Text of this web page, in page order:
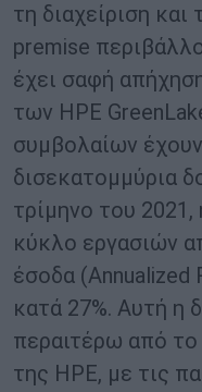
τη διαχείριση
premise
έχει σαφή
των HPE
συμβολαίων
δισεκατομμύρια
τρίμηνο του
κύκλο εργασιών
έσοδα (Annualized
κατά 27%. Αυτή η
περαιτέρω από
της HPE, με τις